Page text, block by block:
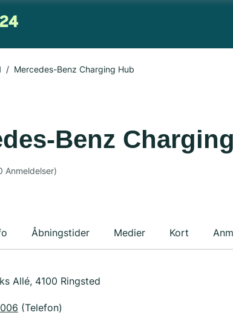
Mercedes-Benz Charging Hub
Benz
Anmeldelser)
Åbningstider Medier Kort
Allé, 4100 Ringsted
(Telefon)